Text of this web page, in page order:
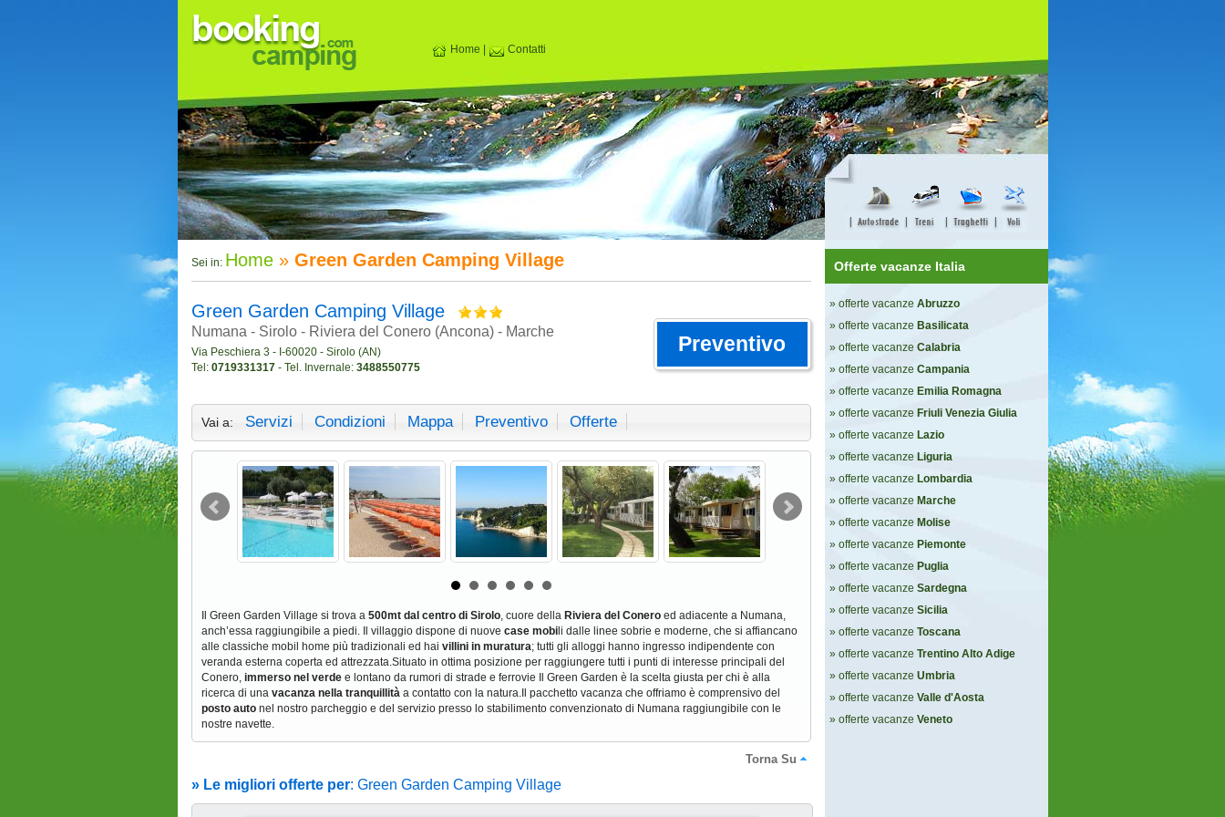
Home Contatti
Sei in: Home» Green Garden Camping Village
Green Garden Camping Village
Numana - Sirolo - Riviera del Conero (Ancona) - Marche
Via Peschiera 3 - I-60020 - Sirolo (AN)
Tel: 0719331317- Tel. Invernale: 3488550775
Preventivo
Vai a: Servizi Condizioni Mappa Preventivo Offerte
Il Green Garden Village si trova a500mt dal centro di Sirolo, cuore dellaRiviera del Coneroed adiacente a Numana,
anch’essa raggiungibile a piedi. Il villaggio dispone di nuove case mobili dalle linee sobrie e moderne, che si affiancano
alle classiche mobil home più tradizionali ed hai villini in muratura; tutti gli alloggi hanno ingresso indipendente con
veranda esterna coperta ed attrezzata.Situato in ottima posizione per raggiungere tutti i punti di interesse principali del
Conero,immerso nel verdee lontano da rumori di strade e ferrovie Il Green Garden è la scelta giusta per chi è alla
ricerca di una vacanza nella tranquillitàa contatto con la natura.Il pacchetto vacanza che offriamo è comprensivo del
posto autonel nostro parcheggio e del servizio presso lo stabilimento convenzionato di Numana raggiungibile con le
nostre navette.
Torna Su
» Le migliori offerte per: Green Garden Camping Village
Offerte vacanze Italia
» offerte vacanze Abruzzo
» offerte vacanze Basilicata
» offerte vacanze Calabria
» offerte vacanze Campania
» offerte vacanze Emilia Romagna
» offerte vacanze Friuli Venezia Giulia
» offerte vacanze Lazio
» offerte vacanze Liguria
» offerte vacanze Lombardia
» offerte vacanze Marche
» offerte vacanze Molise
» offerte vacanze Piemonte
» offerte vacanze Puglia
» offerte vacanze Sardegna
» offerte vacanze Sicilia
» offerte vacanze Toscana
» offerte vacanze Trentino Alto Adige
» offerte vacanze Umbria
» offerte vacanze Valle d'Aosta
» offerte vacanze Veneto